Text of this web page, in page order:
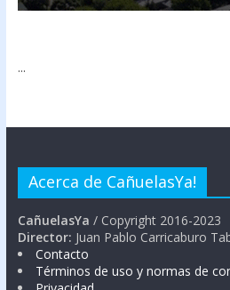
...
Acerca de CañuelasYa!
CañuelasYa / Copyright 2016-2023
Director: Juan Pablo Carricaburo
Contacto
Términos de uso y normas de